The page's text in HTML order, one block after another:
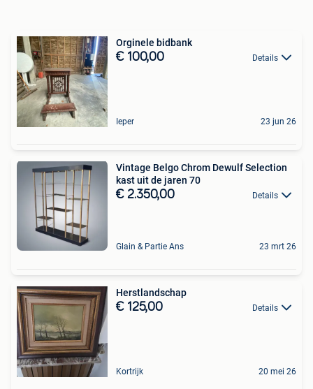
Orginele bidbank
€ 100,00 Details
Ieper 23 jun 26
Vintage Belgo Chrom Dewulf Selection
kast uit de jaren 70
€ 2.350,00 Details
Glain & Partie Ans 23 mrt 26
Herstlandschap
€ 125,00 Details
Kortrijk 20 mei 26